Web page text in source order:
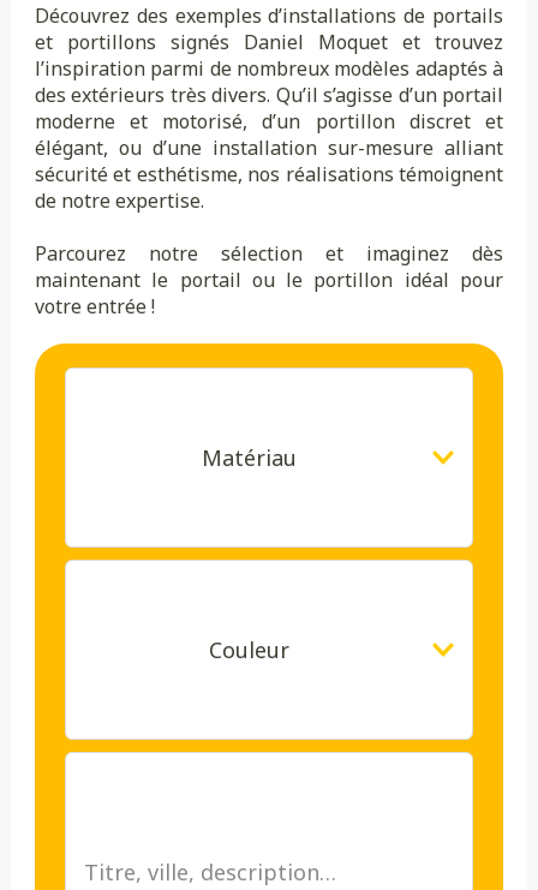
Découvrez des exemples d’installations de portails
et portillons signés Daniel Moquet et trouvez
l’inspiration parmi de nombreux modèles adaptés à
des extérieurs très divers. Qu’il s’agisse d’un portail
moderne et motorisé, d’un portillon discret et
élégant, ou d’une installation sur-mesure alliant
sécurité et esthétisme, nos réalisations témoignent
de notre expertise.
Parcourez notre sélection et imaginez dès
maintenant le portail ou le portillon idéal pour
votre entrée !
Matériau
Couleur